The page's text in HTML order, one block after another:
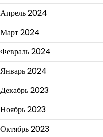
Апрель 2024
Март 2024
Февраль 2024
Январь 2024
Декабрь 2023
Ноябрь 2023
Октябрь 2023